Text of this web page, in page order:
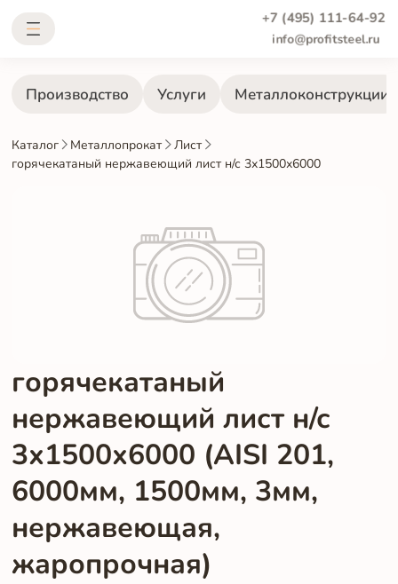
+7 (495) 111-64-92
info@profitsteel.ru
Производство Услуги Металлоконструкции
Каталог Металлопрокат
Лист
горячекатаный нержавеющий лист н/с 3х1500х6000
горячекатаный
нержавеющий лист н/с
3х1500х6000 (AISI 201,
6000мм, 1500мм, 3мм,
нержавеющая,
жаропрочная)